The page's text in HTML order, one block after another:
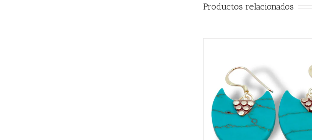
Productos relacionados
AÑADIR AL CARRITO /